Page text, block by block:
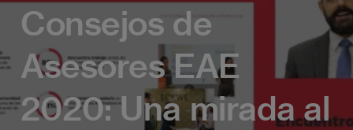
Consejos de
Asesores EAE
2020: Una mirada al